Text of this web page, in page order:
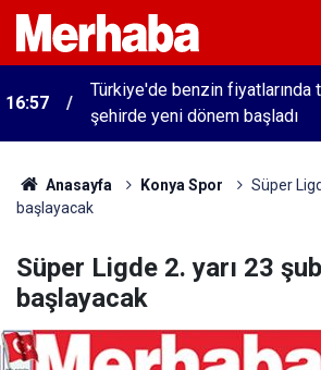
16:57
Türkiye'de benzin fiyatlarında
şehirde yeni dönem başladı
Anasayfa Konya Spor
Süper
başlayacak
Süper Ligde 2. yarı 23
başlayacak